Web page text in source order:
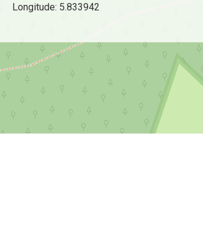
Longitude: 5.833942